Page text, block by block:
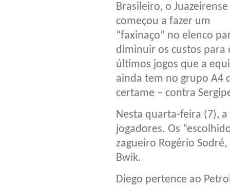
Brasileiro, o Juazeirense
começou a fazer um
“faxinaço” no elenco
diminuir os custos para
últimos jogos que a
ainda tem no grupo A4
certame – contra
Nesta quarta-feira (7),
jogadores. Os
zagueiro Rogério
Bwik.
Diego pertence ao